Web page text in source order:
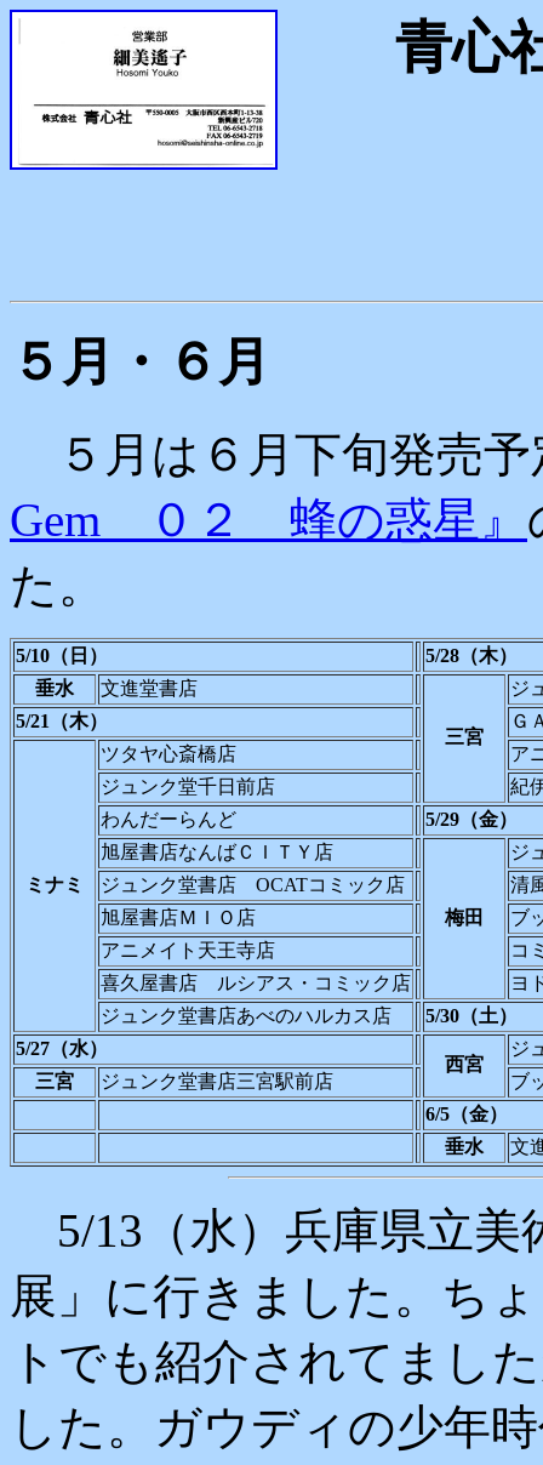
青心社
５月・６月
５月は６月下旬発売予
Gem ０２ 蜂の惑星』
た。
5/10（日）
5/28（木）
垂水
文進堂書店
三宮
ジ
5/21（木）
Ｇ
ミナミ
ツタヤ心斎橋店
ア
ジュンク堂千日前店
紀
わんだーらんど
5/29（金）
旭屋書店なんばＣＩＴＹ店
梅田
ジ
ジュンク堂書店 OCATコミック店
清
旭屋書店ＭＩＯ店
ブ
アニメイト天王寺店
コ
喜久屋書店 ルシアス・コミック店
ヨ
ジュンク堂書店あべのハルカス店
5/30（土）
5/27（水）
西宮
ジ
三宮
ジュンク堂書店三宮駅前店
ブ
6/5（金）
垂水
文
5/13（水）兵庫県立美
展」に行きました。ち
トでも紹介されてまし
した。ガウディの少年